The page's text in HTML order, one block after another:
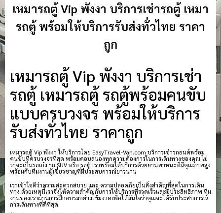
เหมารถตู้ Vip พังงา บริการเช่ารถตู้ เหมา
รถตู้ พร้อมให้บริการรับส่งทั่วไทย ราคา
ถูก
เหมารถตู้ Vip พังงา บริการเช่า
รถตู้ เหมารถตู้ รถตู้พร้อมคนขับ
แบบครบวงจร พร้อมให้บริการ
รับส่งทั่วไทย ราคาถูก
เหมารถตู้ Vip พังงา ให้บริการโดย EasyTravel-Van.com บริการเช่ารถยนต์พร้อม
คนขับที่ครบวงจรที่สุด พร้อมตอบสนองทุกความต้องการในการเดินทางของคุณ ไม่
ว่าจะเป็นรถเก๋ง รถ SUV หรือ รถตู้ เราพร้อมให้บริการด้วยยานพาหนะที่มีคุณภาพสูง
พร้อมกับทีมงานผู้เชี่ยวชาญที่มีประสบการณ์ยาวนาน
เราเข้าใจดีว่าความสะดวกสบาย และ ความปลอดภัยเป็นสิ่งสำคัญที่สุดในการเดิน
ทาง ด้วยเหตุนี้เราจึงให้ความสำคัญกับการให้บริการที่รวดเร็วและมีประสิทธิภาพ ทีม
งานของเราผ่านการฝึกอบรมอย่างเข้มงวดเพื่อให้มั่นใจว่าคุณจะได้รับประสบการณ์
การเดินทางที่ดีที่สุด